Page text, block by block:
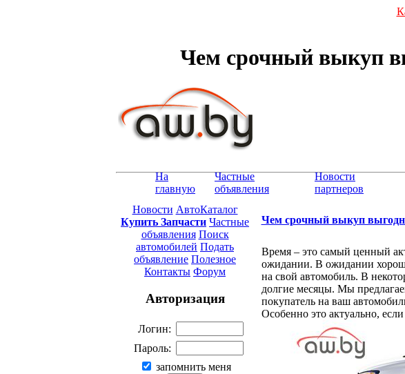
Чем срочный выкуп
На
главную
Частные
объявления
Новости
партнеров
Новости АвтоКаталог
Купить Запчасти Частные
объявления Поиск
автомобилей Подать
объявление Полезное
Контакты Форум
Авторизация
Логин:
Пароль:
запомнить меня
Чем срочный выкуп
Время – это самый ценный
ожидании. В ожидании
на свой автомобиль. В
долгие месяцы. Мы
покупатель на ваш
Особенно это актуально,